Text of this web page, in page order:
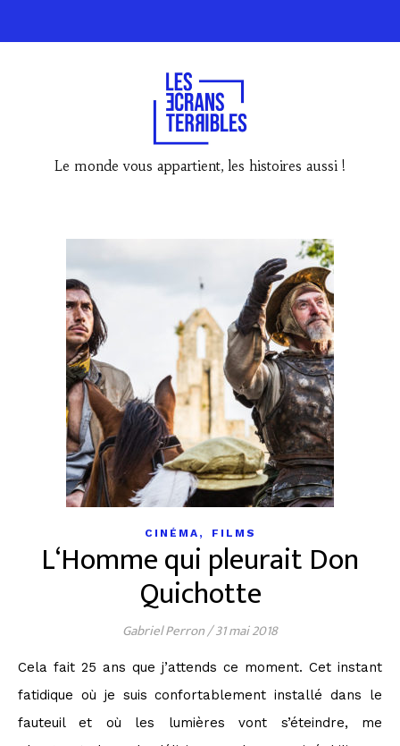
Le monde vous appartient, les histoires aussi !
CINÉMA , FILMS
L‘Homme qui pleurait Don
Quichotte
Gabriel Perron/31 mai 2018
Cela fait 25 ans que j’attends ce moment. Cet instant
fatidique où je suis confortablement installé dans le
fauteuil et où les lumières vont s’éteindre, me